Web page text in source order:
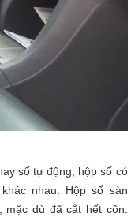
số tự động, hộp số có
nhau. Hộp số sàn
mặc dù đã cắt hết côn.